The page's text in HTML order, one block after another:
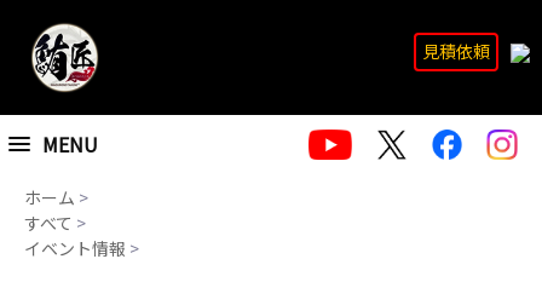
MENU
見積依頼
ホーム >
すべて >
イベント情報 >